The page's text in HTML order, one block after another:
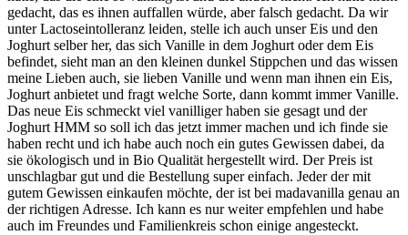
gedacht, das es ihnen auffallen würde, aber falsch gedacht. Da wir
unter Lactoseintolleranz leiden, stelle ich auch unser Eis und den
Joghurt selber her, das sich Vanille in dem Joghurt oder dem Eis
befindet, sieht man an den kleinen dunkel Stippchen und das wissen
meine Lieben auch, sie lieben Vanille und wenn man ihnen ein Eis,
Joghurt anbietet und fragt welche Sorte, dann kommt immer Vanille.
Das neue Eis schmeckt viel vanilliger haben sie gesagt und der
Joghurt HMM so soll ich das jetzt immer machen und ich finde sie
haben recht und ich habe auch noch ein gutes Gewissen dabei, da
sie ökologisch und in Bio Qualität hergestellt wird. Der Preis ist
unschlagbar gut und die Bestellung super einfach. Jeder der mit
gutem Gewissen einkaufen möchte, der ist bei madavanilla genau an
der richtigen Adresse. Ich kann es nur weiter empfehlen und habe
auch im Freundes und Familienkreis schon einige angesteckt.